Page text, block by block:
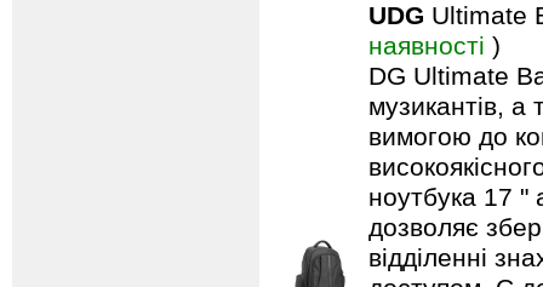
UDG Ultimate
наявності )
DG Ultimate
музикантів, а
вимогою до
ноутбука 17 "
дозволяє
відділенні